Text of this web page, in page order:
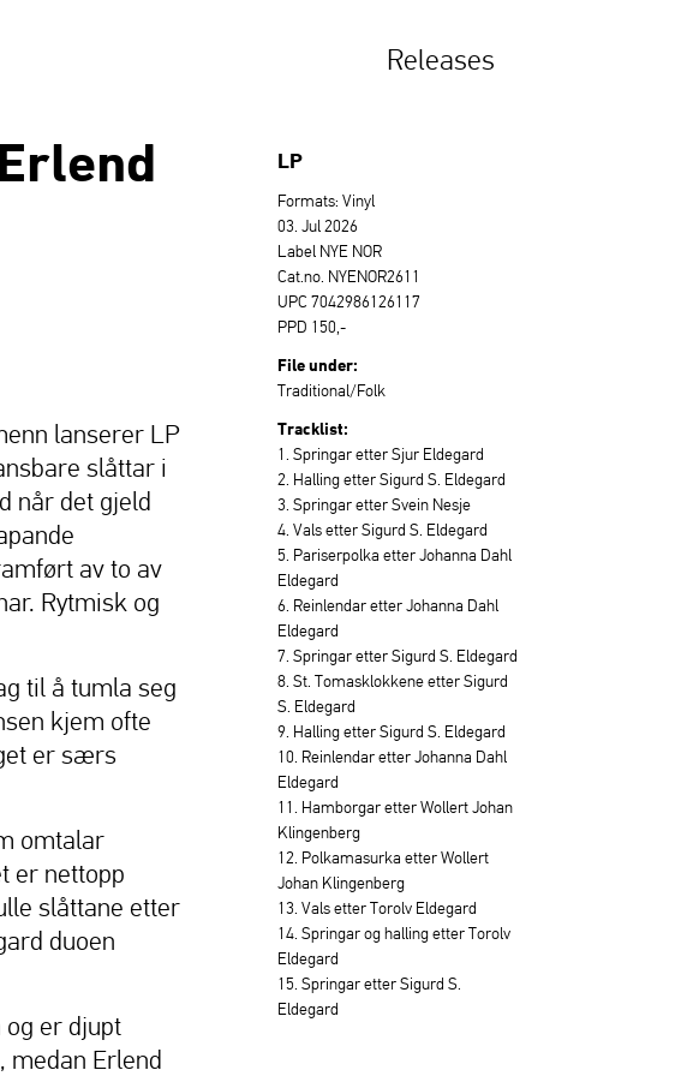
Releases
lanserer LP
slåttar i
når det gjeld
av to av
Rytmisk og
til å tumla seg
kjem ofte
er særs
omtalar
er nettopp
slåttane etter
duoen
og er djupt
medan Erlend
LP
Formats: Vinyl
03. Jul 2026
Label NYE NOR
Cat.no. NYENOR2611
UPC 7042986126117
PPD 150,-
File under:
Traditional/Folk
Tracklist:
1. Springar etter Sjur Eldegard
2. Halling etter Sigurd S. Eldegard
3. Springar etter Svein Nesje
4. Vals etter Sigurd S. Eldegard
5. Pariserpolka etter Johanna Dahl
Eldegard
6. Reinlendar etter Johanna Dahl
Eldegard
7. Springar etter Sigurd S. Eldegard
8. St. Tomasklokkene etter Sigurd
S. Eldegard
9. Halling etter Sigurd S. Eldegard
10. Reinlendar etter Johanna Dahl
Eldegard
11. Hamborgar etter Wollert Johan
Klingenberg
12. Polkamasurka etter Wollert
Johan Klingenberg
13. Vals etter Torolv Eldegard
14. Springar og halling etter Torolv
Eldegard
15. Springar etter Sigurd S.
Eldegard